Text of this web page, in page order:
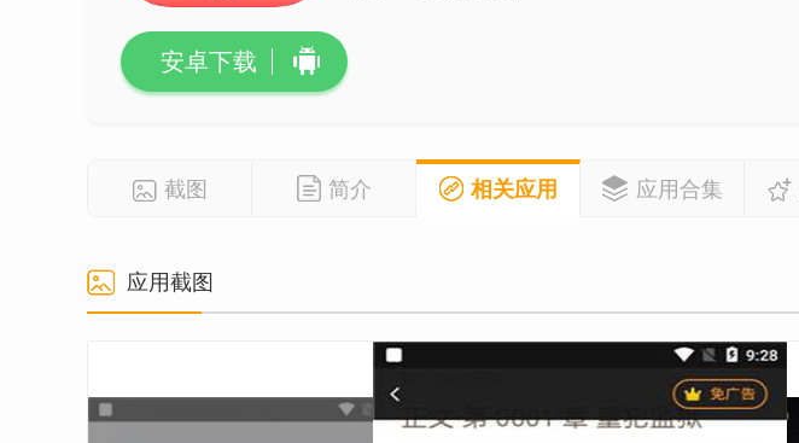
安卓下载
截图 简介 相关应用 应用合集
应用截图